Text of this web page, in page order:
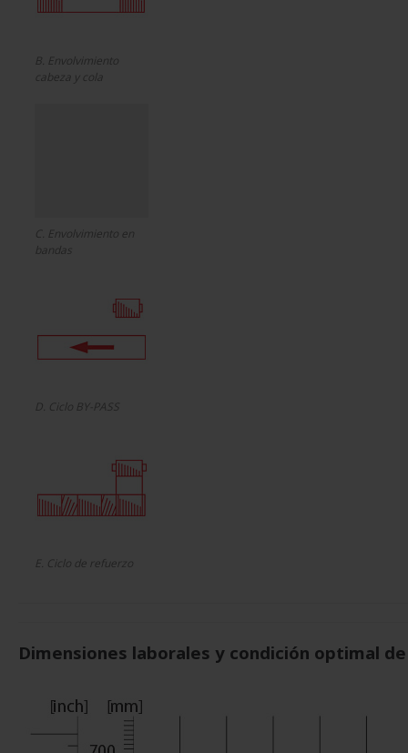
B. Envolvimiento
cabeza y cola
C. Envolvimiento en
bandas
D. Ciclo BY-PASS
E. Ciclo de refuerzo
Dimensiones laborales y condición optimal